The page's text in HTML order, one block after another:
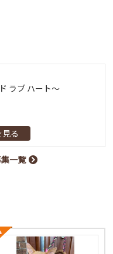
ラブ ハート〜
る
一覧